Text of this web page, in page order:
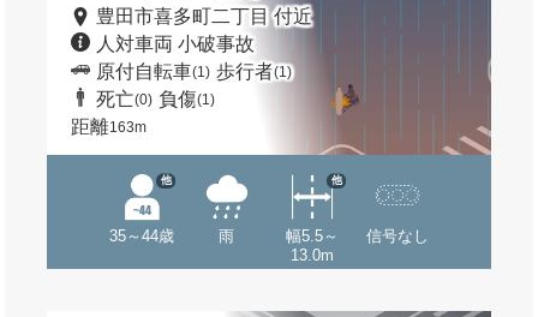
豊田市喜多町二丁目 付近
人対車両 小破事故
原付自転車(1) 歩行者(1)
死亡(0) 負傷(1)
距離163m
35～44歳
他
雨
幅5.5～
13.0m
他
信号なし